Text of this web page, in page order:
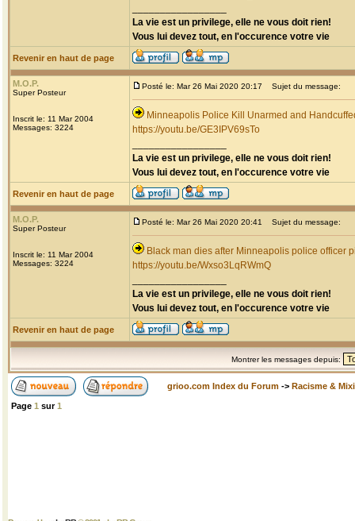
La vie est un privilege, elle ne vous doit rien!
Vous lui devez tout, en l'occurence votre vie
Revenir en haut de page
M.O.P.
Super Posteur
Inscrit le: 11 Mar 2004
Messages: 3224
Posté le: Mar 26 Mai 2020 20:17 Sujet du message:
Minneapolis Police Kill Unarmed and
https://youtu.be/GE3IPV69sTo
La vie est un privilege, elle ne vous doit rien!
Vous lui devez tout, en l'occurence votre vie
Revenir en haut de page
M.O.P.
Super Posteur
Inscrit le: 11 Mar 2004
Messages: 3224
Posté le: Mar 26 Mai 2020 20:41 Sujet du message:
Black man dies after Minneapolis police officer
https://youtu.be/Wxso3LqRWmQ
La vie est un privilege, elle ne vous doit rien!
Vous lui devez tout, en l'occurence votre vie
Revenir en haut de page
Montrer les messages depuis:
grioo.com Index du Forum -> Racisme &
Page 1 sur1